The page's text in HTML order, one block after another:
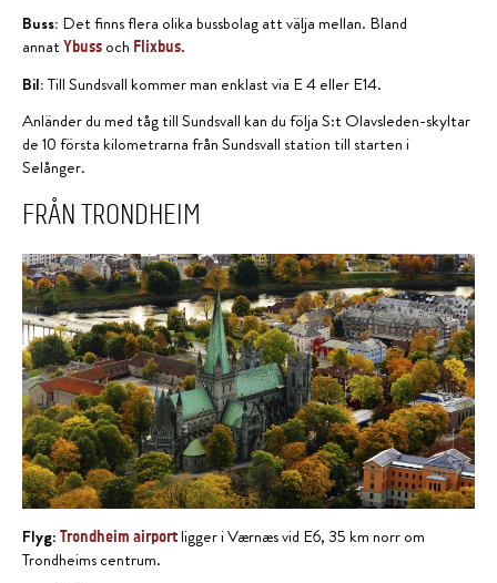
Buss: Det finns flera olika bussbolag att välja mellan. Bland
annat Ybuss och Flixbus.
Bil:Till Sundsvall kommer man enklast via E 4 eller E14.
Anländer du med tåg till Sundsvall kan du följa S:t Olavsleden-skyltar
de 10 första kilometrarna från Sundsvall station till starten i
Selånger.
FRÅN TRONDHEIM
Flyg: Trondheim airport ligger i Værnæs vid E6, 35 km norr om
Trondheims centrum.